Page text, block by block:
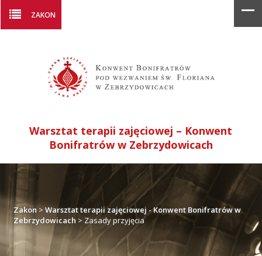
ZAKON
Warsztat terapii zajęciowej – Konwent
Bonifratrów w Zebrzydowicach
Zakon >Warsztat terapii zajęciowej - Konwent Bonifratrów w
Zebrzydowicach > Zasady przyjęcia